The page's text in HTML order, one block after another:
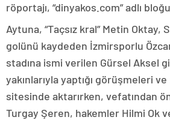
röportajı, “dinyakos.com” adlı
Aytuna, “Taçsız kral” Metin Oktay,
golünü kaydeden İzmirsporlu
stadına ismi verilen Gürsel Aksel
yakınlarıyla yaptığı görüşmeleri
sitesinde aktarırken, vefatından
Turgay Şeren, hakemler Hilmi Ok